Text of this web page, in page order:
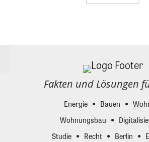
Fakten und Lösungen
Energie Bauen
Wohnungsbau
Studie
Recht Berlin